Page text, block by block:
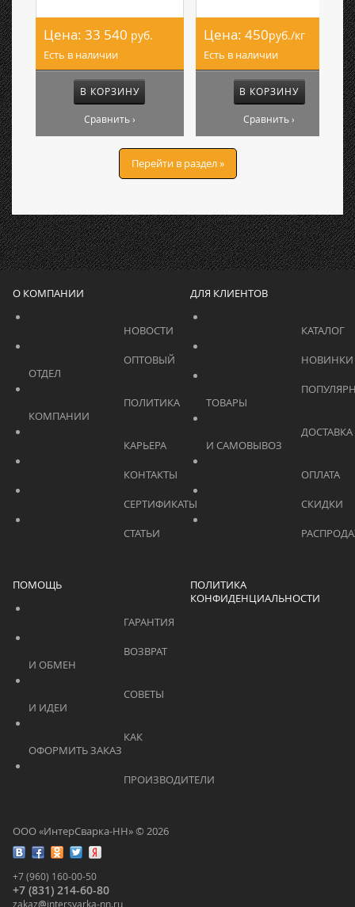
Цена: 33 540 руб.
Есть в наличии
В КОРЗИНУ
Сравнить ›
Цена: 450руб./кг
Есть в наличии
В КОРЗИНУ
Сравнить ›
Перейти в раздел »
ООО «ИнтерСварка-НН» © 2026
+7 (960) 160-00-50
+7 (831) 214-60-80
О КОМПАНИИ
			    		КАРЬЕРА
ДЛЯ КЛИЕНТОВ
ПОМОЩЬ
ПОЛИТИКА
КОНФИДЕНЦИАЛЬНОСТИ